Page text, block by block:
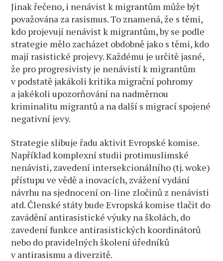
Jinak řečeno, i nenávist k migrantům může být
považována za rasismus. To znamená, že s těmi,
kdo projevují nenávist k migrantům, by se podle
strategie mělo zacházet obdobně jako s těmi, kdo
mají rasistické projevy. Každému je určitě jasné,
že pro progresivisty je nenávistí k migrantům
v podstatě jakákoli kritika migrační pohromy
a jakékoli upozorňování na nadměrnou
kriminalitu migrantů a na další s migrací spojené
negativní jevy.
Strategie slibuje řadu aktivit Evropské komise.
Například komplexní studii protimuslimské
nenávisti, zavedení intersekcionálního (tj. woke)
přístupu ve vědě a inovacích, zvážení vydání
návrhu na sjednocení on-line zločinů z nenávisti
atd. Členské státy bude Evropská komise tlačit do
zavádění antirasistické výuky na školách, do
zavedení funkce antirasistických koordinátorů
nebo do pravidelných školení úředníků
v antirasismu a diverzitě.